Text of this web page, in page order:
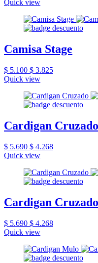
Quick view
Camisa Stage
$ 5.100 $ 3.825
Quick view
Cardigan Cruzado
$ 5.690 $ 4.268
Quick view
Cardigan Cruzado
$ 5.690 $ 4.268
Quick view